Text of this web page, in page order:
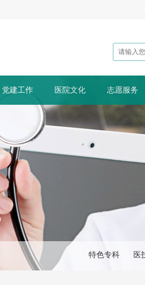
党建工作 医院文化 志愿服务
特色专科 医